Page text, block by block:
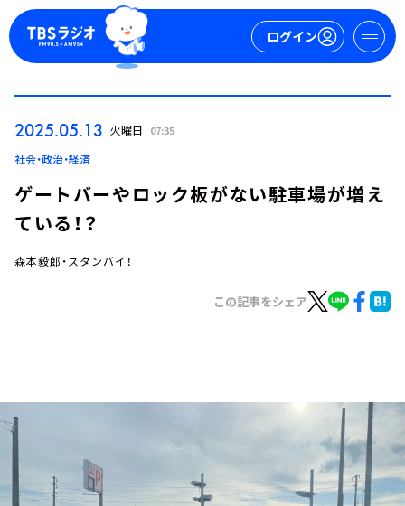
ログイン
YouTube
会社情報
2025.05.13 火曜日 07:35
社会・政治・経済
ゲートバーやロック板がない駐車場が増え
ている！？
森本毅郎・スタンバイ！
この記事をシェア